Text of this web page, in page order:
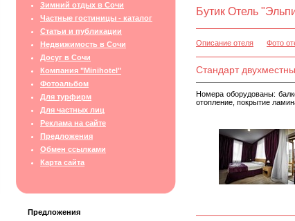
Зимний отдых в Сочи
Частные гостиницы - каталог
Статьи и публикации
Недвижимость в Сочи
Досуг в Сочи
Компания "Minihotel"
Фотоальбом
Для турфирм
Для частных лиц
Реклама на сайте
Предложения
Обмен ссылками
Карта сайта
Предложения
Бутик Отель
Описание отеля Фото
Стандарт
Номера оборудованы:
отопление, покрытие